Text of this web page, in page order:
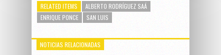
RELATED ITEMS
ALBERTO RODRÍGUEZ SAÁ
ENRIQUE PONCE
SAN LUIS
NOTICIAS RELACIONADAS